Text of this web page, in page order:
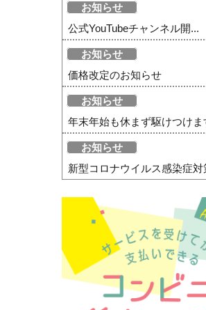
お知らせ
公式YouTubeチャンネル開...
お知らせ
価格改定のお知らせ
お知らせ
年末年始も休まず駆けつけま
お知らせ
新型コロナウイルス感染症対